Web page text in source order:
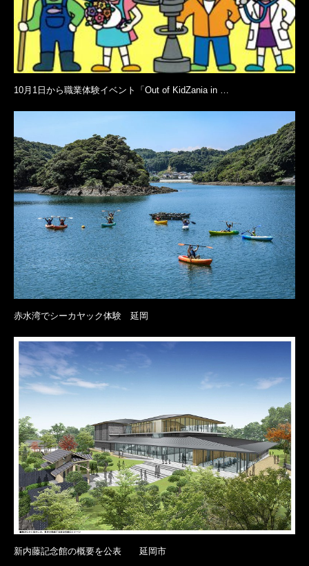
10月1日から職業体験イベント「Out of KidZania in …
赤水湾でシーカヤック体験 延岡
新内藤記念館の概要を公表 延岡市